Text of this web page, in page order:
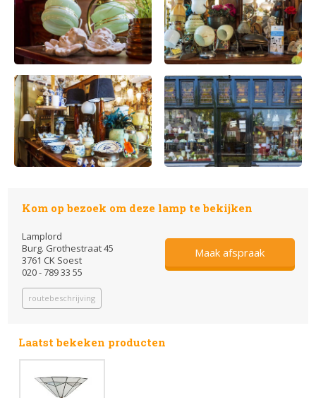
Kom op bezoek om deze lamp te bekijken
Lamplord
Burg. Grothestraat 45
3761 CK Soest
020 - 789 33 55
routebeschrijving
Maak afspraak
Laatst bekeken producten